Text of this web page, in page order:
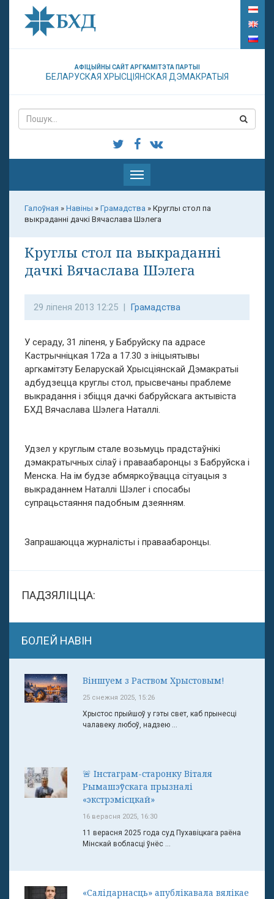
АФІЦЫЙНЫ САЙТ АРГКАМІТЭТА ПАРТЫІ
БЕЛАРУСКАЯ ХРЫСЦІЯНСКАЯ ДЭМАКРАТЫЯ
Паказаць
меню
Галоўная » Навіны » Грамадства » Круглы стол па
выкраданні дачкі Вячаслава Шэлега
Круглы стол па выкраданні
дачкі Вячаслава Шэлега
29 ліпеня 2013 12:25 | Грамадства
У сераду, 31 ліпеня, у Бабруйску па адрасе
Кастрычніцкая 172а а 17.30 з ініцыятывы
аргкамітэту Беларускай Хрысціянскай Дэмакратыі
адбудзецца круглы стол, прысвечаны праблеме
выкрадання і збіцця дачкі бабруйскага актывіста
БХД Вячаслава Шэлега Наталлі.
Удзел у круглым стале возьмуць прадстаўнікі
дэмакратычных сілаў і праваабаронцы з Бабруйска і
Менска. На ім будзе абмяркоўвацца сітуацыя з
выкраданнем Наталлі Шэлег і спосабы
супрацьстаяння падобным дзеянням.
Запрашаюцца журналісты і праваабаронцы.
ПАДЗЯЛІЦЦА:
БОЛЕЙ НАВІН
Віншуем з Раством Хрыстовым!
25 снежня 2025, 15:26
Хрыстос прыйшоў у гэты свет, каб прынесці
чалавеку любоў, надзею ...
🚨 Інстаграм-старонку Віталя
Рымашэўскага прызналі
«экстрэмісцкай»
16 верасня 2025, 16:30
11 верасня 2025 года суд Пухавіцкага раёна
Мінскай вобласці ўнёс ...
«Салідарнасць» апублікавала вялікае